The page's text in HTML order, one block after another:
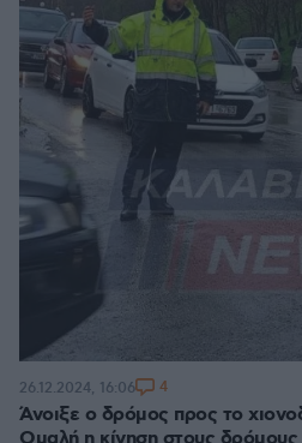
Άνοιξε ο δρόμος προς το
26.12.2024, 16:06 4